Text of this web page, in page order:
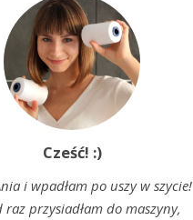
Cześć! :)
i wpadłam po uszy w szycie!
raz przysiadłam do maszyny,